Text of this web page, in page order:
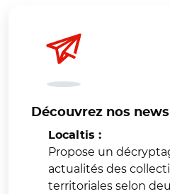
Découvrez nos
Localtis :
Propose un
actualités des
territoriales selon